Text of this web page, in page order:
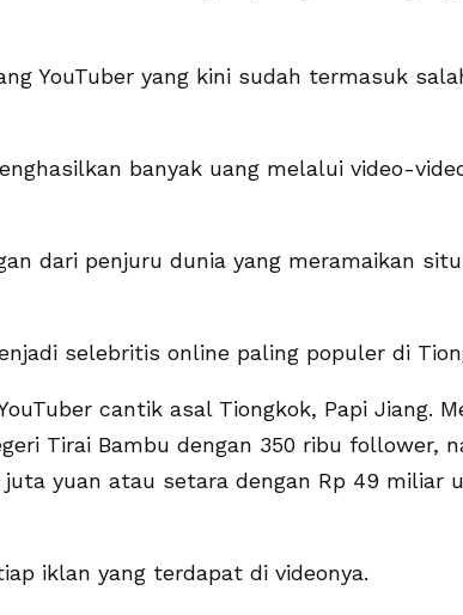
YouTuber yang kini sudah termasuk
banyak uang melalui video-
dari penjuru dunia yang meramaikan
selebritis online paling populer di
cantik asal Tiongkok, Papi Jiang.
Tirai Bambu dengan 350 ribu follower,
yuan atau setara dengan Rp 49 miliar
iklan yang terdapat di videonya.